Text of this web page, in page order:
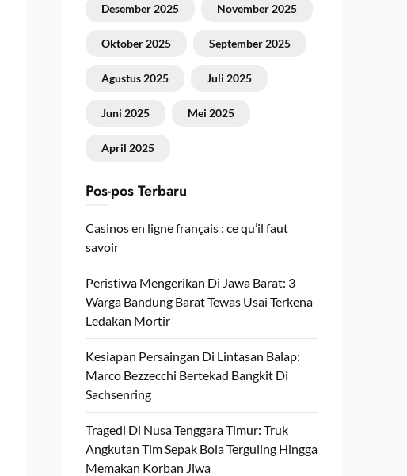
Desember 2025 November 2025
Oktober 2025 September 2025
Agustus 2025 Juli 2025
Juni 2025 Mei 2025
April 2025
Pos-pos Terbaru
Casinos en ligne français : ce qu’il faut
savoir
Peristiwa Mengerikan Di Jawa Barat: 3
Warga Bandung Barat Tewas Usai Terkena
Ledakan Mortir
Kesiapan Persaingan Di Lintasan Balap:
Marco Bezzecchi Bertekad Bangkit Di
Sachsenring
Tragedi Di Nusa Tenggara Timur: Truk
Angkutan Tim Sepak Bola Terguling Hingga
Memakan Korban Jiwa